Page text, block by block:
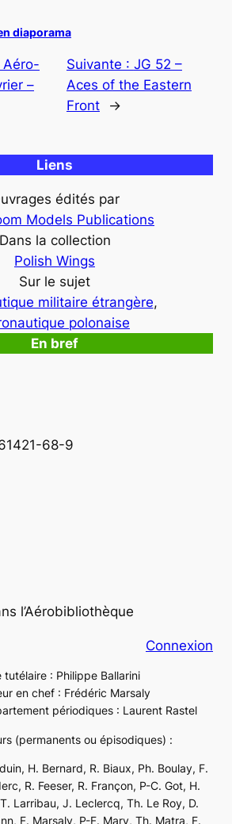
diaporama
Aéro-
–
Suivante : JG 52 –
Aces of the Eastern
Front
→
Liens
édités par
Models Publications
Dans la collection
Polish Wings
Sur le sujet
militaire étrangère
polonaise
En bref
68-9
l’Aérobibliothèque
Connexion
tutélaire : Philippe Ballarini
en chef : Frédéric Marsaly
périodiques : Laurent Rastel
(permanents ou épisodiques) :
H. Bernard, R. Biaux, Ph. Boulay, F.
R. Feeser, R. Françon, P-C. Got, H.
Larribau, J. Leclercq, Th. Le Roy, D.
F. Marsaly, P-F. Mary, Th. Matra, F.